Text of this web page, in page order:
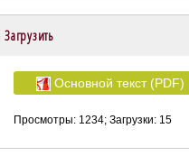
Загрузить
Основной текст (PDF)
Просмотры: 1234; Загрузки: 15